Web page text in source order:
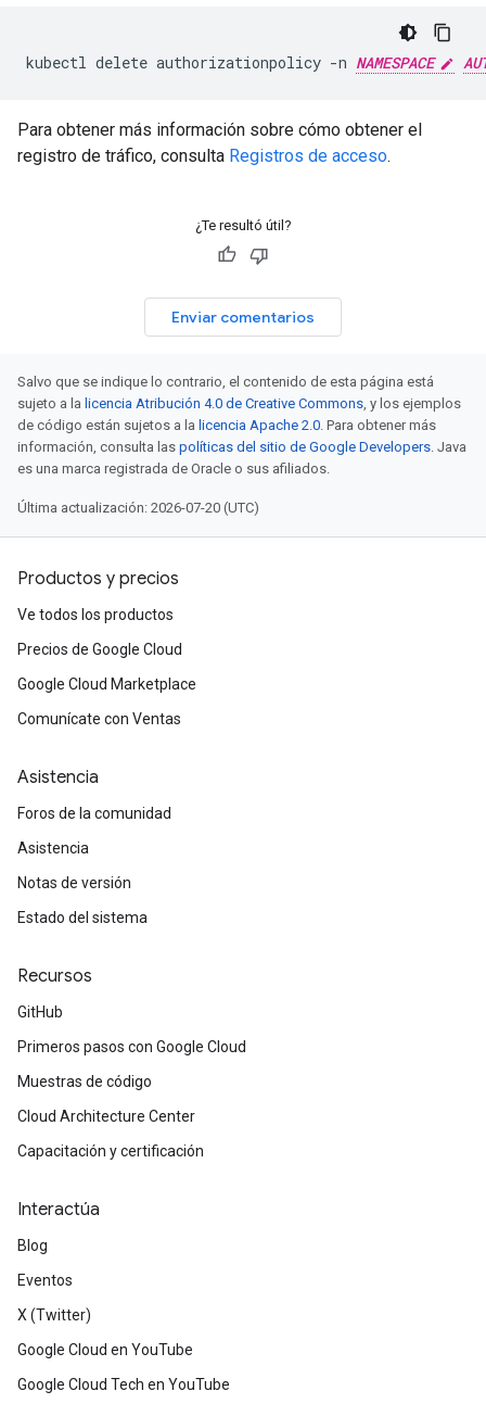
kubectl delete authorizationpolicy -n NAMESPACE
Para obtener más información sobre cómo obtener el
registro de tráfico, consulta Registros de acceso.
¿Te resultó útil?
Enviar comentarios
Salvo que se indique lo contrario, el contenido de esta página está
sujeto a la licencia Atribución 4.0 de Creative Commons, y los ejemplos
de código están sujetos a la licencia Apache 2.0. Para obtener más
información, consulta las políticas del sitio de Google Developers. Java
es una marca registrada de Oracle o sus afiliados.
Última actualización: 2026-07-20 (UTC)
Productos y precios
Ve todos los productos
Precios de Google Cloud
Google Cloud Marketplace
Comunícate con Ventas
Asistencia
Foros de la comunidad
Asistencia
Notas de versión
Estado del sistema
Recursos
GitHub
Primeros pasos con Google Cloud
Muestras de código
Cloud Architecture Center
Capacitación y certificación
Interactúa
Blog
Eventos
X (Twitter)
Google Cloud en YouTube
Google Cloud Tech en YouTube